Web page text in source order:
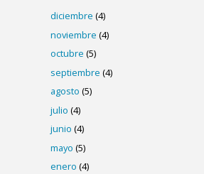
diciembre (4)
noviembre (4)
octubre (5)
septiembre (4)
agosto (5)
julio (4)
junio (4)
mayo (5)
enero (4)